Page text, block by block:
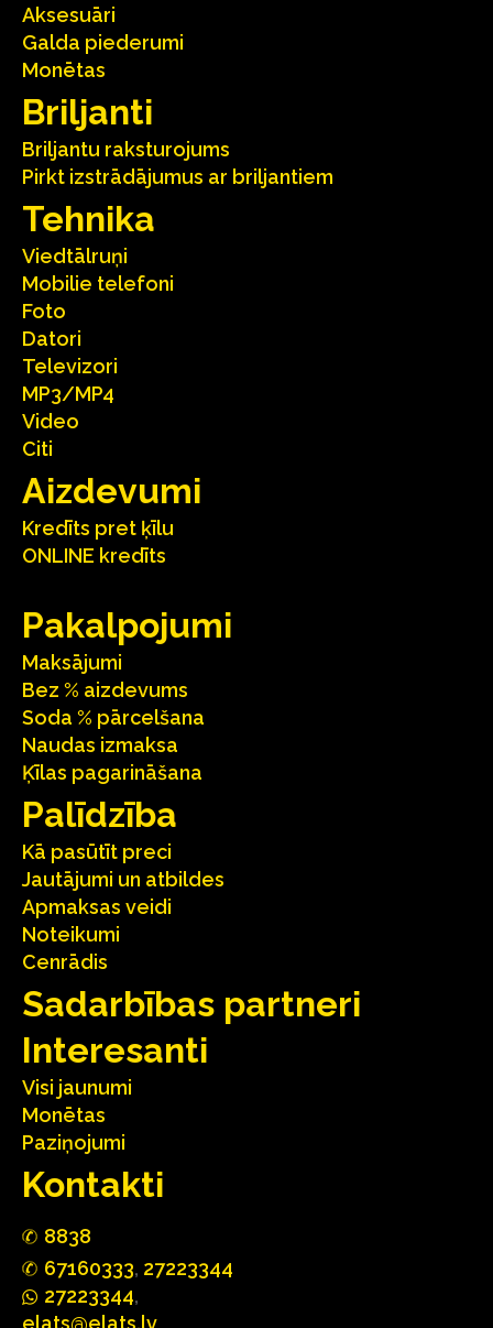
Aksesuāri
Galda piederumi
Monētas
Briljanti
Briljantu raksturojums
Pirkt izstrādājumus ar briljantiem
Tehnika
Viedtālruņi
Mobilie telefoni
Foto
Datori
Televizori
MP3/MP4
Video
Citi
Aizdevumi
Kredīts pret ķīlu
ONLINE kredīts
Pakalpojumi
Maksājumi
Bez % aizdevums
Soda % pārcelšana
Naudas izmaksa
Ķīlas pagarināšana
Palīdzība
Kā pasūtīt preci
Jautājumi un atbildes
Apmaksas veidi
Noteikumi
Cenrādis
Sadarbības partneri
Interesanti
Visi jaunumi
Monētas
Paziņojumi
Kontakti
8838
67160333, 27223344
27223344,
elats@elats.lv